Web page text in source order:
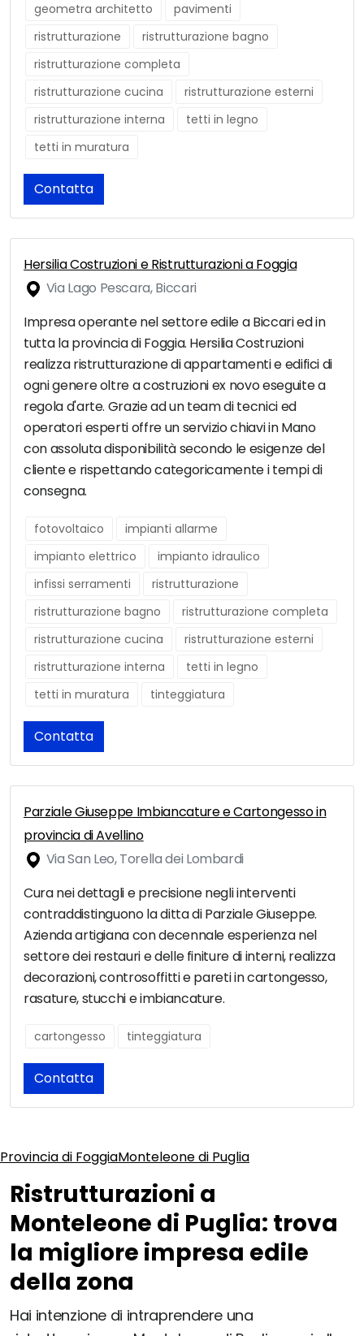
geometra architetto
pavimenti
ristrutturazione
ristrutturazione bagno
ristrutturazione completa
ristrutturazione cucina
ristrutturazione esterni
ristrutturazione interna
tetti in legno
tetti in muratura
Contatta
Hersilia Costruzioni e Ristrutturazioni a Foggia
Via Lago Pescara, Biccari
Impresa operante nel settore edile a Biccari ed in
tutta la provincia di Foggia. Hersilia Costruzioni
realizza ristrutturazione di appartamenti e edifici di
ogni genere oltre a costruzioni ex novo eseguite a
regola d'arte. Grazie ad un team di tecnici ed
operatori esperti offre un servizio chiavi in Mano
con assoluta disponibilità secondo le esigenze del
cliente e rispettando categoricamente i tempi di
consegna.
fotovoltaico
impianti allarme
impianto elettrico
impianto idraulico
infissi serramenti
ristrutturazione
ristrutturazione bagno
ristrutturazione completa
ristrutturazione cucina
ristrutturazione esterni
ristrutturazione interna
tetti in legno
tetti in muratura
tinteggiatura
Contatta
Parziale Giuseppe Imbiancature e Cartongesso in
provincia di Avellino
Via San Leo, Torella dei Lombardi
Cura nei dettagli e precisione negli interventi
contraddistinguono la ditta di Parziale Giuseppe.
Azienda artigiana con decennale esperienza nel
settore dei restauri e delle finiture di interni, realizza
decorazioni, controsoffitti e pareti in cartongesso,
rasature, stucchi e imbiancature.
cartongesso tinteggiatura
Contatta
Provincia di FoggiaMonteleone di Puglia
Ristrutturazioni a
Monteleone di Puglia: trova
la migliore impresa edile
della zona
Hai intenzione di intraprendere una